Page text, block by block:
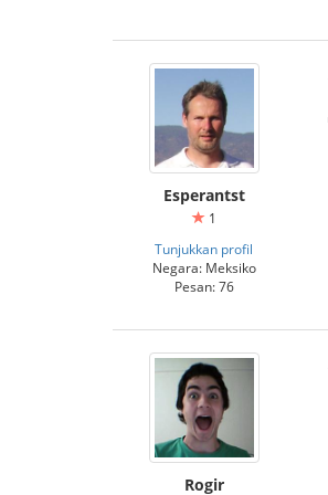
Esperantst
1
Tunjukkan profil
Negara: Meksiko
Pesan: 76
Rogir